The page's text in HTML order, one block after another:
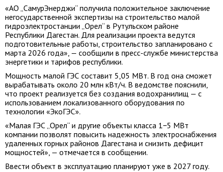
«АО „СамурЭнерджи“ получила положительное заключение
негосударственной экспертизы на строительство малой
гидроэлектростанции „Орел“ в Рутульском районе
Республики Дагестан. Для реализации проекта ведутся
подготовительные работы, строительство запланировано с
марта 2026 года», — сообщили в пресс-службе министерства
энергетики и тарифов республики.
Мощность малой ГЭС составит 5,05 МВт. В год она сможет
вырабатывать около 20 млн кВт/ч. В ведомстве пояснили,
что проект реализуется без создания водохранилищ — с
использованием локализованного оборудования по
технологии «ЭкоГЭС».
«Малая ГЭС „Орел“ и другие объекты класса 1−5 МВт
компании позволят повысить надежность электроснабжения
удаленных горных районов Дагестана и снизить дефицит
мощностей», — отмечается в сообщении.
Ввести объект в эксплуатацию планируют уже в 2027 году.